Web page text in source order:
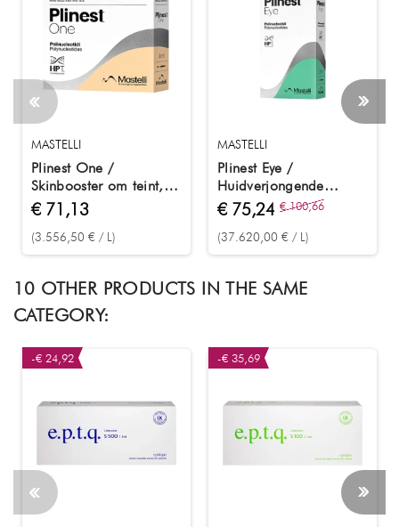
MASTELLI
Plinest One /
Skinbooster om teint,
elasticiteit en
vochtbalans te
verbeteren 5x 4 ml
€ 71,13
(3.556,50 € / L)
MASTELLI
Plinest Eye /
Huidverjongende
biostimulator met
polynucleotiden voor
de oogcontouren 2 ml
€ 75,24 € 100,66
(37.620,00 € / L)
10 OTHER PRODUCTS IN THE SAME
CATEGORY:
-€ 24,92 -€ 35,69